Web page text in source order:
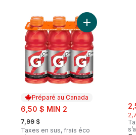
Préparé au Canada
sale:
6,50 $ MIN 2
, formerly:
7,99 $
Taxes en sus, frais éco
Ajouter